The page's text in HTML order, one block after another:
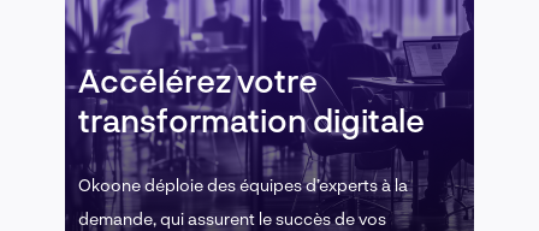
Accélérez votre
transformation digitale
Okoone déploie des équipes d’experts à la
demande, qui assurent le succès de vos